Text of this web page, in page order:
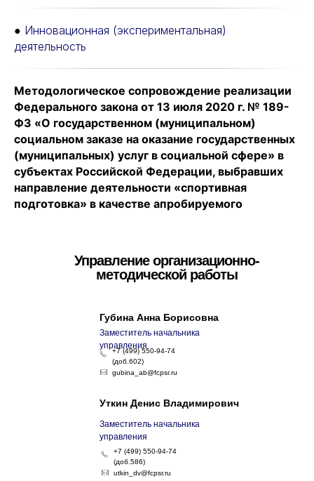
● Инновационная (экспериментальная)
деятельность
Методологическое сопровождение реализации
Федерального закона от 13 июля 2020 г. № 189-
ФЗ «О государственном (муниципальном)
социальном заказе на оказание государственных
(муниципальных) услуг в социальной сфере» в
субъектах Российской Федерации, выбравших
направление деятельности «спортивная
подготовка» в качестве апробируемого
Управление организационно-
методической работы
Заместитель начальника
управления
Губина Анна Борисовна
gubina_ab@fcpsr.ru
+7 (499) 550-94-74
(доб.602)
Заместитель начальника
управления
Уткин Денис Владимирович
utkin_dv@fcpsr.ru
+7 (499) 550-94-74
(доб.586)